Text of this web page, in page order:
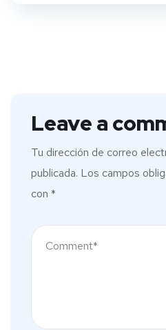
Leave a
Tu dirección de correo
publicada. Los campos
con *